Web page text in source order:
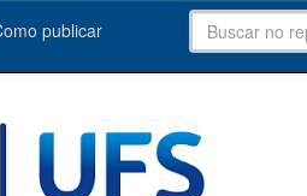
publicar